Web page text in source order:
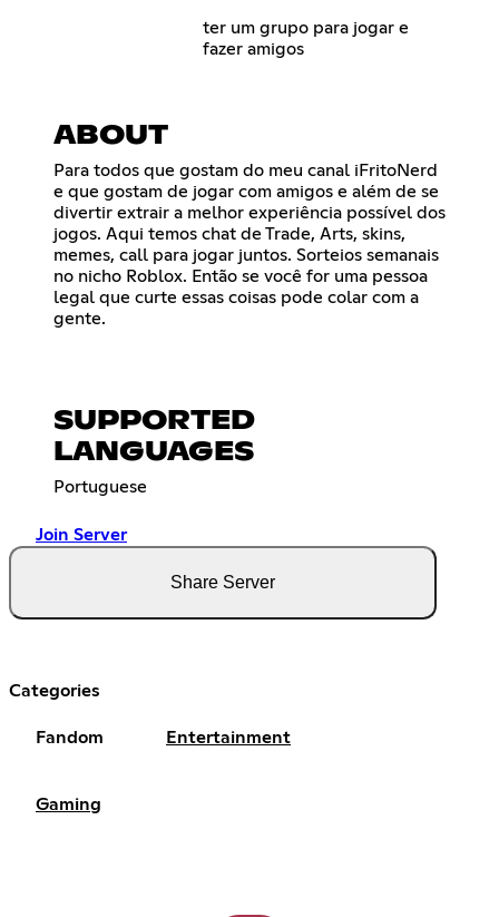
ter um grupo para jogar e
fazer amigos
ABOUT
Para todos que gostam do meu canal iFritoNerd
e que gostam de jogar com amigos e além de se
divertir extrair a melhor experiência possível dos
jogos. Aqui temos chat de Trade, Arts, skins,
memes, call para jogar juntos. Sorteios semanais
no nicho Roblox. Então se você for uma pessoa
legal que curte essas coisas pode colar com a
gente.
SUPPORTED
LANGUAGES
Portuguese
Join Server
Share Server
Categories
Fandom Entertainment
Gaming